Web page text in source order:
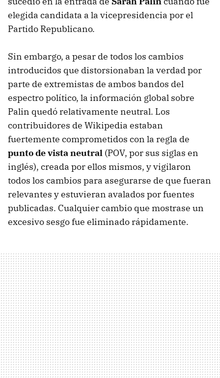
elegida candidata a la vicepresidencia por el
Partido Republicano.
Sin embargo, a pesar de todos los cambios
introducidos que distorsionaban la verdad por
parte de extremistas de ambos bandos del
espectro político, la información global sobre
Palin quedó relativamente neutral. Los
contribuidores de Wikipedia estaban
fuertemente comprometidos con la regla de
punto de vista neutral (POV, por sus siglas en
inglés), creada por ellos mismos, y vigilaron
todos los cambios para asegurarse de que fueran
relevantes y estuvieran avalados por fuentes
publicadas. Cualquier cambio que mostrase un
excesivo sesgo fue eliminado rápidamente.